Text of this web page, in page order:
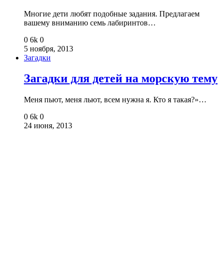
Многие дети любят подобные задания. Предлагаем
вашему вниманию семь лабиринтов…
0 6k 0
5 ноября, 2013
Загадки
Загадки для детей на морскую тему
Меня пьют, меня льют, всем нужна я. Кто я такая?»…
0 6k 0
24 июня, 2013